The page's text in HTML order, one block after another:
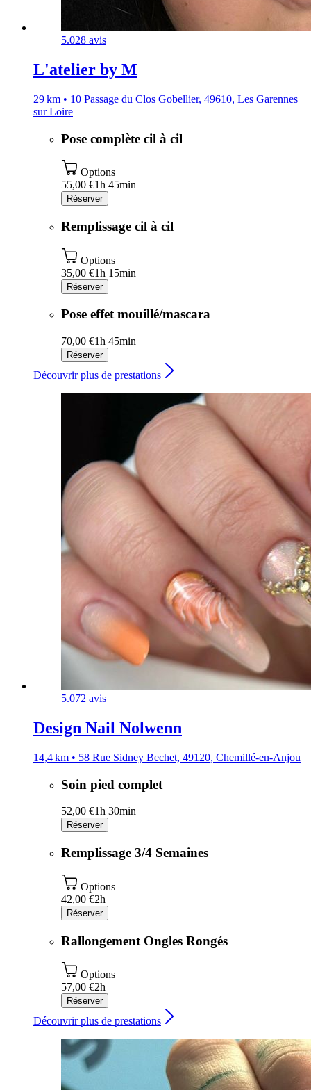
5.028 avis
L'atelier by M
29 km • 10 Passage du Clos Gobellier, 49610, Les Garennes
sur Loire
Pose complète cil à cil
Options
55,00 €1h 45min
Réserver
Remplissage cil à cil
Options
35,00 €1h 15min
Réserver
Pose effet mouillé/mascara
70,00 €1h 45min
Réserver
Découvrir plus de prestations
5.072 avis
Design Nail Nolwenn
14,4 km • 58 Rue Sidney Bechet, 49120, Chemillé-en-Anjou
Soin pied complet
52,00 €1h 30min
Réserver
Remplissage 3/4 Semaines
Options
42,00 €2h
Réserver
Rallongement Ongles Rongés
Options
57,00 €2h
Réserver
Découvrir plus de prestations